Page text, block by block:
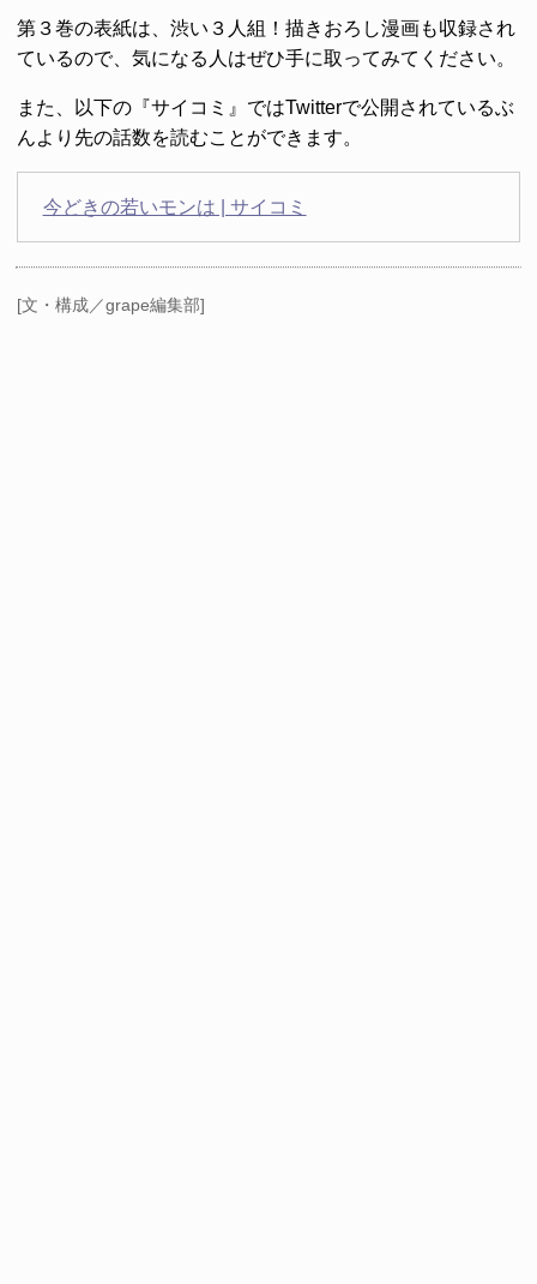
第３巻の表紙は、渋い３人組！描きおろし漫画も収録され
ているので、気になる人はぜひ手に取ってみてください。
また、以下の『サイコミ』ではTwitterで公開されているぶ
んより先の話数を読むことができます。
今どきの若いモンは | サイコミ
[文・構成／grape編集部]